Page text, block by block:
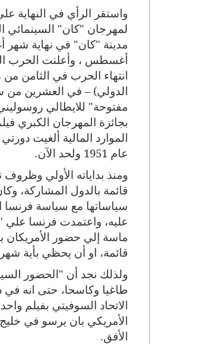
واستقر الرأي في النهاية
مفتوحة" للايطالي
بجائزة المهرجان الكبري
عام 1951 ولحد الآن.
ومنذ بداياته الأولي وظروف
قائمة بالدول المشاركة،
سياساتها مع سياسة فرنسا
عليه، واعتمدت فرنسا علي
ماسة إلي حضور الأمريكان
قائمة، او أن يحظي بأية
ولذلك نجد أن "الحضور
الاتحاد السوفيتي بفيلم
الأمريكي بان يرسو في
الأفق.